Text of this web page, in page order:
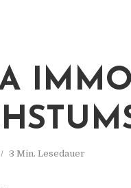
3 Min. Lesedauer